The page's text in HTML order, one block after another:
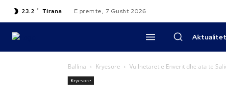
23.2 C Tirana E premte, 7 Gusht 2026
Aktualitet
Ballina Kryesore Vullnetarët e Enverit dhe ata të
Kryesore